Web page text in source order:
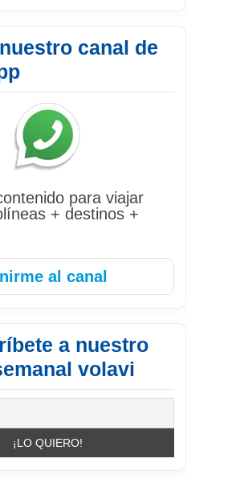
canal de
para viajar
+ destinos +
al canal
a nuestro
volavi